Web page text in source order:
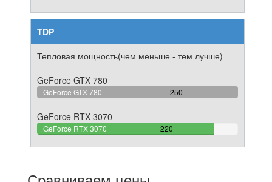
TDP
Тепловая мощность(чем меньше - тем лучше)
GeForce GTX 780
GeForce GTX 780 250
100%
GeForce RTX 3070
GeForce RTX 3070 220
88%